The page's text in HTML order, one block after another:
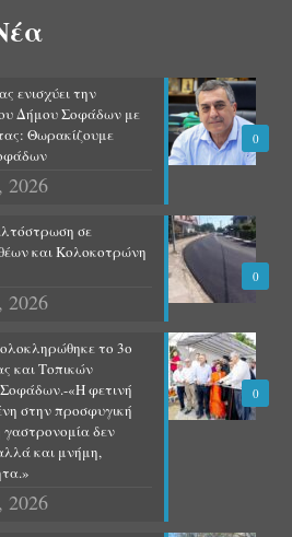
0
ενισχύει την
Δήμου Σοφάδων με
Θωρακίζουμε
2026
0
σε
και Κολοκοτρώνη
2026
0
το 3ο
και Τοπικών
«Η φετινή
στην προσφυγική
γαστρονομία δεν
και μνήμη,
2026